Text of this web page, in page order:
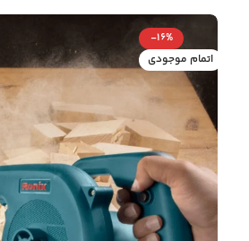
-16%
اتمام موجودی